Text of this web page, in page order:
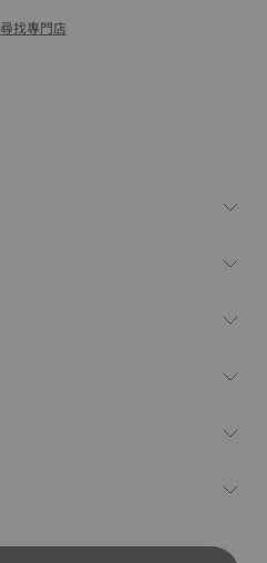
尋找專門店